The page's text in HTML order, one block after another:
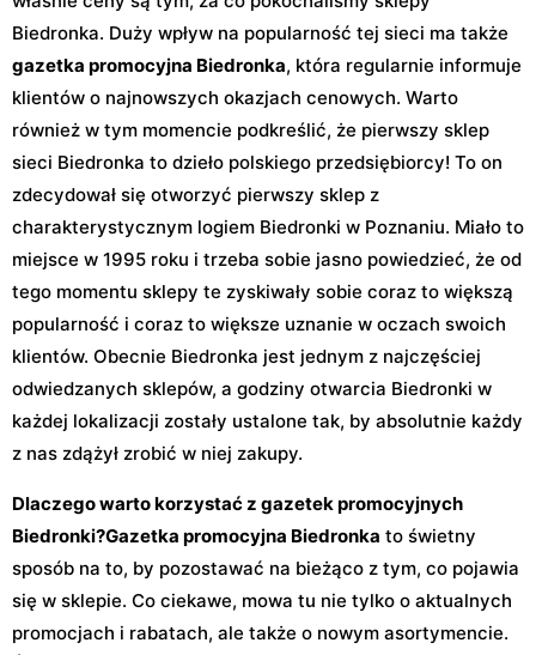
Biedronka. Duży wpływ na popularność tej sieci ma także
gazetka promocyjna Biedronka, która regularnie informuje
klientów o najnowszych okazjach cenowych. Warto
również w tym momencie podkreślić, że pierwszy sklep
sieci Biedronka to dzieło polskiego przedsiębiorcy! To on
zdecydował się otworzyć pierwszy sklep z
charakterystycznym logiem Biedronki w Poznaniu. Miało to
miejsce w 1995 roku i trzeba sobie jasno powiedzieć, że od
tego momentu sklepy te zyskiwały sobie coraz to większą
popularność i coraz to większe uznanie w oczach swoich
klientów. Obecnie Biedronka jest jednym z najczęściej
odwiedzanych sklepów, a godziny otwarcia Biedronki w
każdej lokalizacji zostały ustalone tak, by absolutnie każdy
z nas zdążył zrobić w niej zakupy.
Dlaczego warto korzystać z gazetek promocyjnych
Biedronki?Gazetka promocyjna Biedronka to świetny
sposób na to, by pozostawać na bieżąco z tym, co pojawia
się w sklepie. Co ciekawe, mowa tu nie tylko o aktualnych
promocjach i rabatach, ale także o nowym asortymencie.